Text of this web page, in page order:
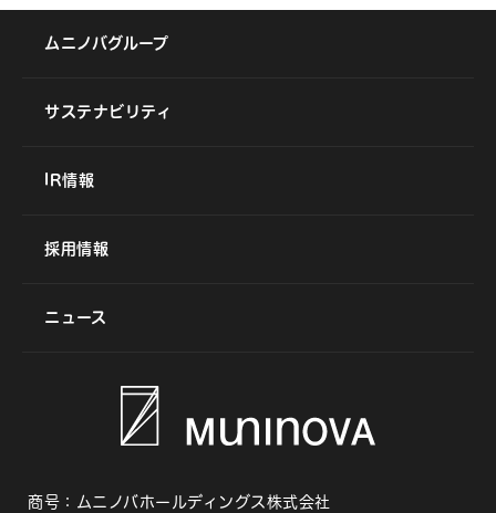
ムニノバグループ
サステナビリティ
IR情報
採用情報
ニュース
商号：ムニノバホールディングス株式会社